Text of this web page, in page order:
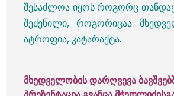
შესაძლოა იყოს როგორც
შეძენილი, როგორიცაა
ატროფია, კატარაქტა.
მხედველობის დარღვევა